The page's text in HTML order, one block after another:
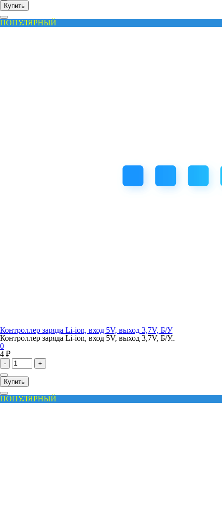
Купить
ПОПУЛЯРНЫЙ
Контроллер заряда Li-ion, вход 5V, выход 3,7V, Б/У
Контроллер заряда Li-ion, вход 5V, выход 3,7V, Б/У..
0
4 ₽
- +
Купить
ПОПУЛЯРНЫЙ